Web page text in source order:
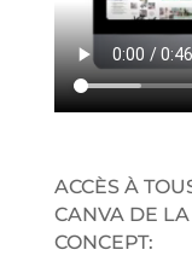
ACCÈS À
CANVA DE
CONCEPT: